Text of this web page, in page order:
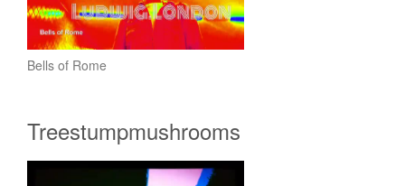
Bells of Rome
Treestumpmushrooms